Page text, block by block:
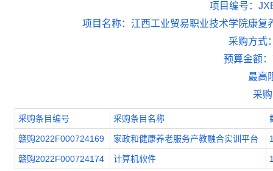
项目编号：
项目名称：江西工业贸易职业技术学院康
采购方式
预算金额
最高
采
采购条目编号 采购条目名称
赣购2022F000724169 家政和健康养老服务产教融合实训平台
赣购2022F000724174 计算机软件